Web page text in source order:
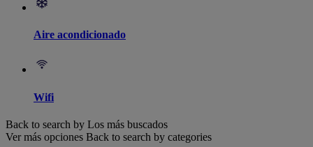
Aire acondicionado
Wifi
Back to search by Los más buscados
Ver más opciones Back to search by categories